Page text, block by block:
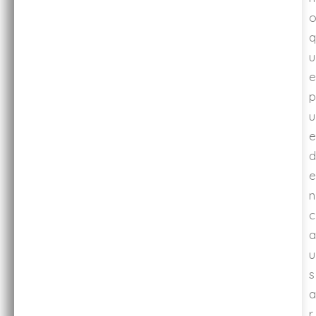
o
q
u
e
p
u
e
d
e
n
c
a
u
s
a